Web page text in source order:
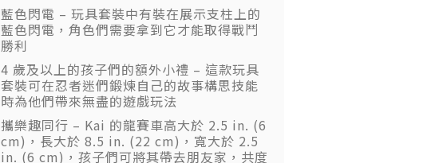
藍色閃電 – 玩具套裝中有裝在展示支柱上的
藍色閃電，角色們需要拿到它才能取得戰鬥
勝利
4 歲及以上的孩子們的額外小禮 – 這款玩具
套裝可在忍者迷們鍛煉自己的故事構思技能
時為他們帶來無盡的遊戲玩法
攜樂趣同行 – Kai 的龍賽車高大於 2.5 in. (6
cm)，長大於 8.5 in. (22 cm)，寬大於 2.5
in. (6 cm)，孩子們可將其帶去朋友家，共度